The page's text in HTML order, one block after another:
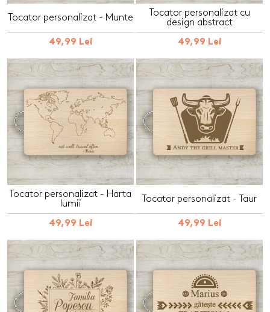
Tocator personalizat - Munte
49,99 Lei
Tocator personalizat cu
design abstract
49,99 Lei
Tocator personalizat - Harta
lumii
49,99 Lei
Tocator personalizat - Taur
49,99 Lei